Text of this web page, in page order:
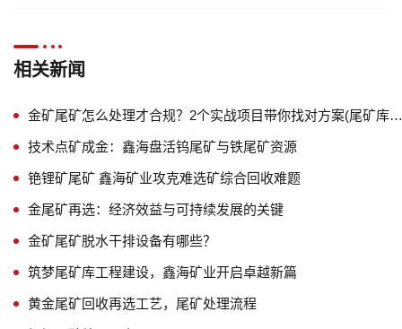
相关新闻
金矿尾矿怎么处理才合规？2个实战项目带你找对方案(尾矿库+干排)
技术点矿成金：鑫海盘活钨尾矿与铁尾矿资源
铯锂矿尾矿 鑫海矿业攻克难选矿综合回收难题
金尾矿再选：经济效益与可持续发展的关键
金矿尾矿脱水干排设备有哪些？
筑梦尾矿库工程建设，鑫海矿业开启卓越新篇
黄金尾矿回收再选工艺，尾矿处理流程